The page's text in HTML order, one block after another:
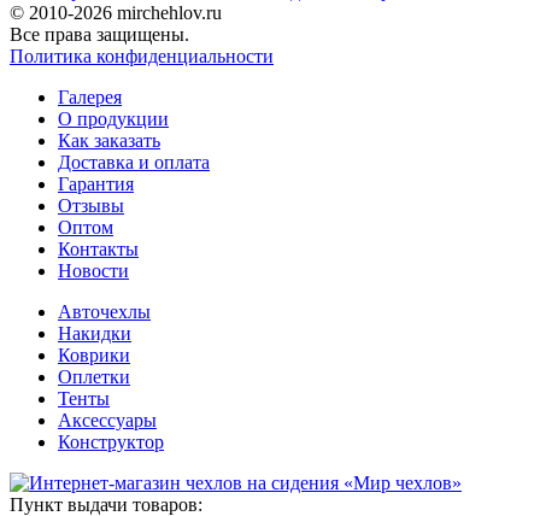
© 2010-2026 mirchehlov.ru
Все права защищены.
Политика конфиденциальности
Галерея
О продукции
Как заказать
Доставка и оплата
Гарантия
Отзывы
Оптом
Контакты
Новости
Авточехлы
Накидки
Коврики
Оплетки
Тенты
Аксессуары
Конструктор
Пункт выдачи товаров: